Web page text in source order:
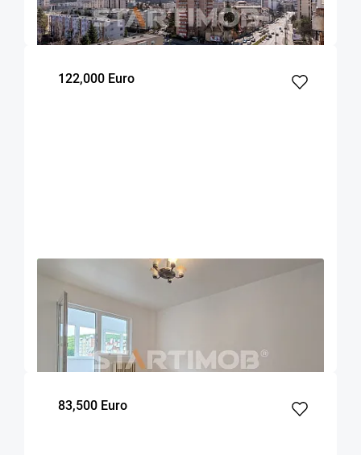
90
m²
2
dormitoare
7
Etaj
122,000 Euro
Apartament doua camere Racadau
Brasov
50
m²
1
dormitor Etaj
83,500 Euro